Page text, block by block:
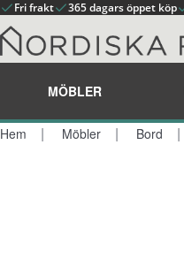
Fri frakt 365 dagars öppet köp
MÖBLER
Hem Möbler Bord